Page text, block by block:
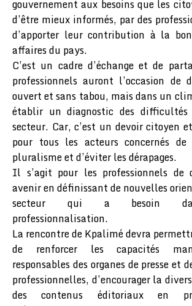
gouvernement aux besoins que les
d’être mieux informés, par des
d’apporter leur contribution à la
affaires du pays.
C’est un cadre d’échange et de
professionnels auront l’occasion
ouvert et sans tabou, mais dans un
établir un diagnostic des
secteur. Car, c’est un devoir citoyen
pour tous les acteurs concernés de
pluralisme et d’éviter les dérapages.
Il s’agit pour les professionnels de
avenir en définissant de nouvelles
secteur qui a besoin
professionnalisation.
La rencontre de Kpalimé devra
de renforcer les capacités
responsables des organes de presse et
professionnelles, d’encourager la
des contenus éditoriaux en